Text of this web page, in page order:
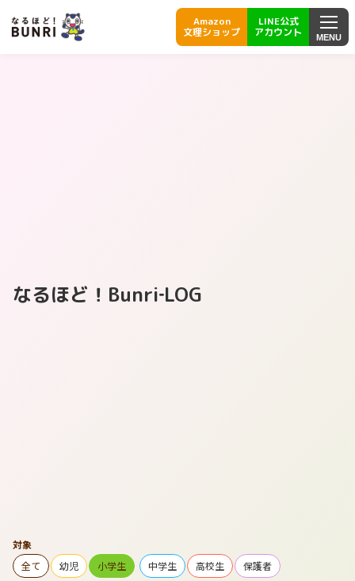
Amazon
文理ショップ
LINE公式
アカウント
MENU
なるほど！Bunri‐LOG
対象
全て
幼児 小学生 中学生 高校生 保護者